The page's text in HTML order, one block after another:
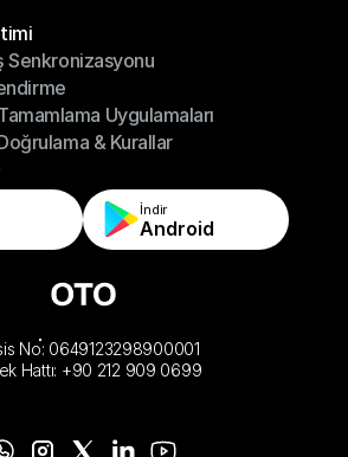
Senkronizasyonu
Uygulamaları
Uygulamaları
& Kurallar
& Kurallar
İndir
Android
No: 0649123298900001
Hattı: +90 212 909 0699